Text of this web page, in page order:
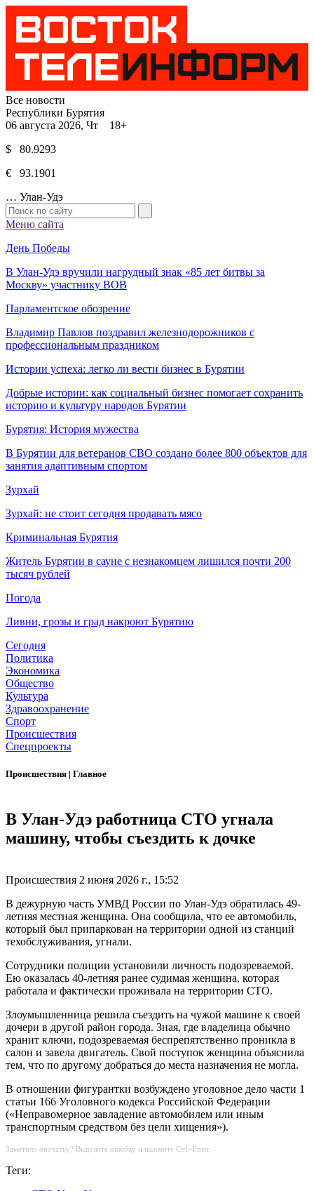
Все новости
Республики Бурятия
06 августа 2026, Чт 18+
$ 80.9293
€ 93.1901
… Улан-Удэ
Меню сайта
День Победы
В Улан-Удэ вручили нагрудный знак «85 лет битвы за
Москву» участнику ВОВ
Парламентское обозрение
Владимир Павлов поздравил железнодорожников с
профессиональным праздником
Истории успеха: легко ли вести бизнес в Бурятии
Добрые истории: как социальный бизнес помогает сохранить
историю и культуру народов Бурятии
Бурятия: История мужества
В Бурятии для ветеранов СВО создано более 800 объектов для
занятия адаптивным спортом
Зурхай
Зурхай: не стоит сегодня продавать мясо
Криминальная Бурятия
Житель Бурятии в сауне с незнакомцем лишился почти 200
тысяч рублей
Погода
Ливни, грозы и град накроют Бурятию
Сегодня
Политика
Экономика
Общество
Культура
Здравоохранение
Спорт
Происшествия
Спецпроекты
Происшествия | Главное
В Улан-Удэ работница СТО угнала
машину, чтобы съездить к дочке
Происшествия 2 июня 2026 г., 15:52
В дежурную часть УМВД России по Улан-Удэ обратилась 49-
летняя местная женщина. Она сообщила, что ее автомобиль,
который был припаркован на территории одной из станций
техобслуживания, угнали.
Сотрудники полиции установили личность подозреваемой.
Ею оказалась 40-летняя ранее судимая женщина, которая
работала и фактически проживала на территории СТО.
Злоумышленница решила съездить на чужой машине к своей
дочери в другой район города. Зная, где владелица обычно
хранит ключи, подозреваемая беспрепятственно проникла в
салон и завела двигатель. Свой поступок женщина объяснила
тем, что по другому добраться до места назначения не могла.
В отношении фигурантки возбуждено уголовное дело части 1
статьи 166 Уголовного кодекса Российской Федерации
(«Неправомерное завладение автомобилем или иным
транспортным средством без цели хищения»).
Заметили опечатку? Выделите ошибку и нажмите Ctrl+Enter.
Теги: